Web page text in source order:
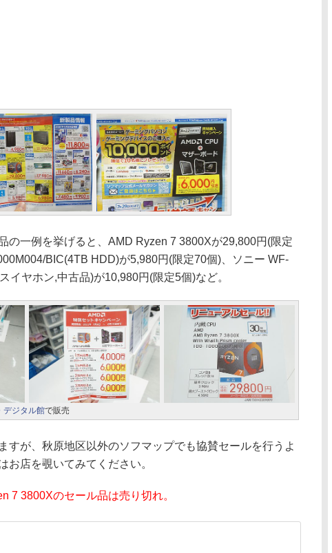
の一例を挙げると、AMD Ryzen 7 3800Xが29,800円(限定
BIC(4TB HDD)が5,980円(限定70個)、ソニー WF-
イヤホン,中古品)が10,980円(限定5個)など。
デジタル館で販売
すが、秋原地区以外のソフマップでも協賛セールを行うよ
お店を覗いてみてください。
7 3800Xのセール品は売り切れ。